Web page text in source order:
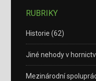
RUBRIKY
Historie (62)
Jiné nehody v
Mezinárodní